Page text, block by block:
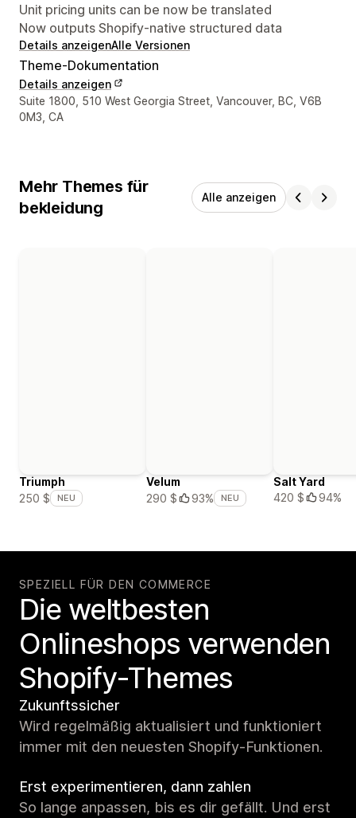
Unit pricing units can be now be translated
Now outputs Shopify-native structured data
Details anzeigenAlle Versionen
Theme-Dokumentation
Details anzeigen
Designer-Kontaktdaten
Suite 1800, 510 West Georgia Street, Vancouver, BC, V6B
0M3, CA
Mehr Themes für
bekleidung
Alle anzeigen
Triumph
250 $
NEU
Velum
290 $
93% NEU
Salt Yard
420 $
94%
SPEZIELL FÜR DEN COMMERCE
Die weltbesten
Onlineshops verwenden
Shopify-Themes
Zukunftssicher
Wird regelmäßig aktualisiert und funktioniert
immer mit den neuesten Shopify-Funktionen.
Erst experimentieren, dann zahlen
So lange anpassen, bis es dir gefällt. Und erst